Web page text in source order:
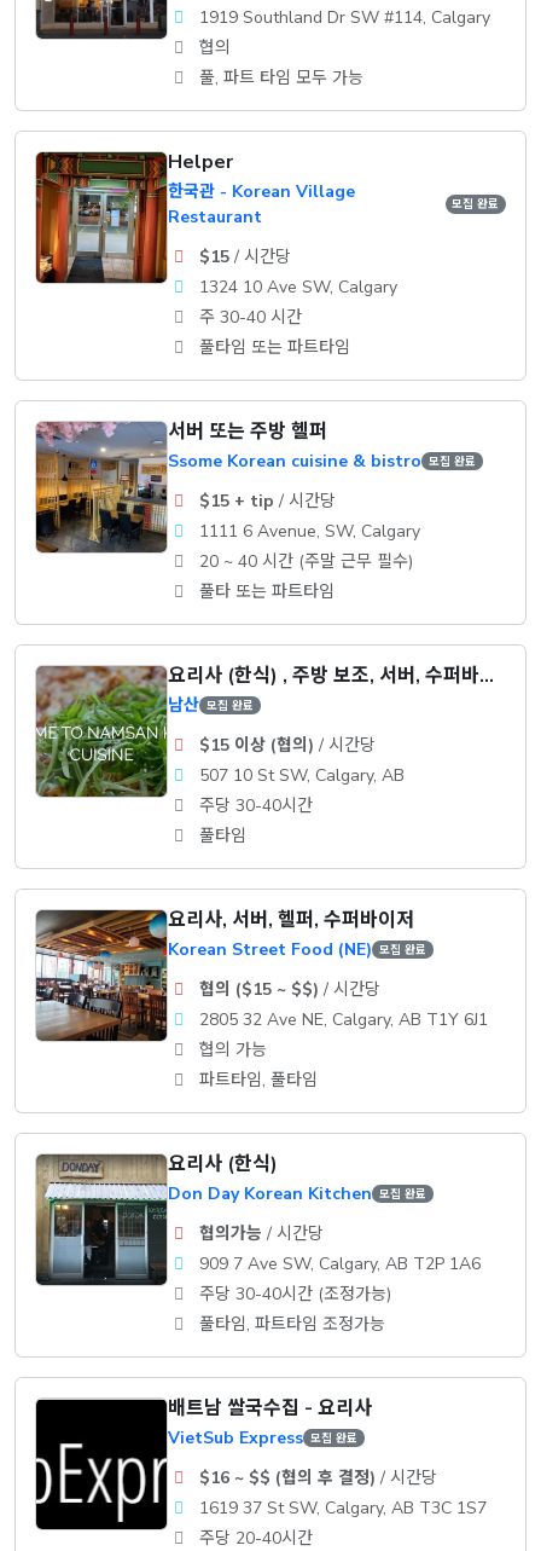
1919 Southland Dr SW #114, Calgary
협의
풀, 파트 타임 모두 가능
Helper
한국관 - Korean Village
Restaurant
모집 완료
$15/ 시간당
1324 10 Ave SW, Calgary
주 30-40 시간
풀타임 또는 파트타임
서버 또는 주방 헬퍼
Ssome Korean cuisine & bistro 모집 완료
$15 + tip / 시간당
1111 6 Avenue, SW, Calgary
20 ~ 40 시간 (주말 근무 필수)
풀타 또는 파트타임
요리사 (한식) , 주방 보조, 서버, 수퍼바이저
남산 모집 완료
$15 이상 (협의) / 시간당
507 10 St SW, Calgary, AB
주당 30-40시간
풀타임
요리사, 서버, 헬퍼, 수퍼바이저
Korean Street Food (NE) 모집 완료
협의 ($15 ~ $$) / 시간당
2805 32 Ave NE, Calgary, AB T1Y 6J1
협의 가능
파트타임, 풀타임
요리사 (한식)
Don Day Korean Kitchen 모집 완료
협의가능 / 시간당
909 7 Ave SW, Calgary, AB T2P 1A6
주당 30-40시간 (조정가능)
풀타임, 파트타임 조정가능
배트남 쌀국수집 - 요리사
VietSub Express 모집 완료
$16 ~ $$ (협의 후 결정) / 시간당
1619 37 St SW, Calgary, AB T3C 1S7
주당 20-40시간